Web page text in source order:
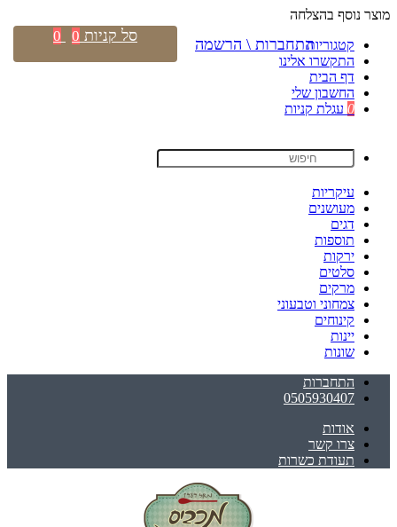
מוצר נוסף בהצלחה
קטגוריות
התקשרו אלינו
דף הבית
החשבון שלי
0 עגלת קניות
עיקריות
מעושנים
דגים
תוספות
ירקות
סלטים
מרקים
צמחוני וטבעוני
קינוחים
יינות
שונות
התחברות
0505930407
אודות
צרו קשר
תעודת כשרות
התחברות \ הרשמה סל קניות 0
0